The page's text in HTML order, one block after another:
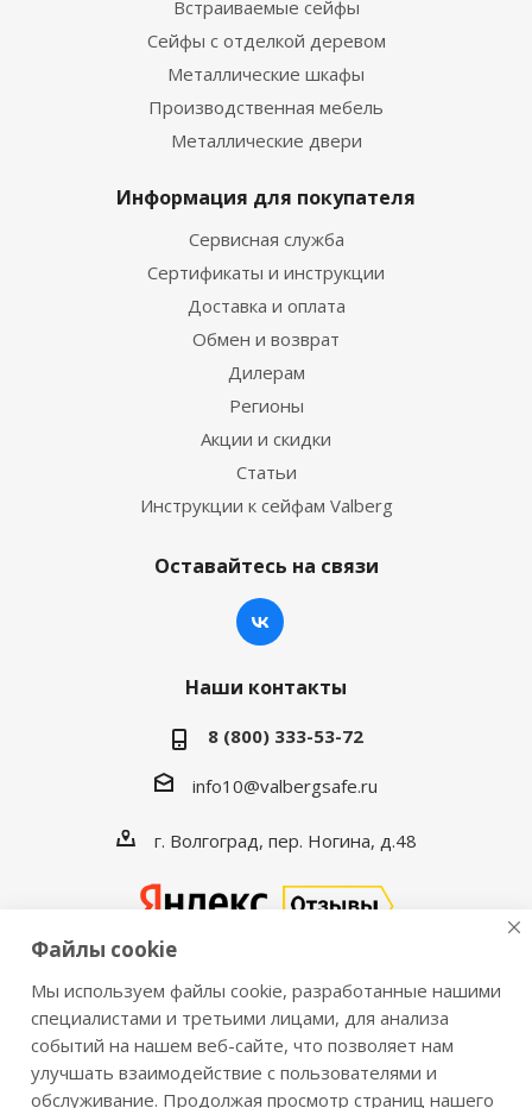
Встраиваемые сейфы
Сейфы с отделкой деревом
Металлические шкафы
Производственная мебель
Металлические двери
Информация для покупателя
Сервисная служба
Сертификаты и инструкции
Доставка и оплата
Обмен и возврат
Дилерам
Регионы
Акции и скидки
Статьи
Инструкции к сейфам Valberg
Оставайтесь на связи
Наши контакты
8 (800) 333-53-72
info10@valbergsafe.ru
г. Волгоград, пер. Ногина, д.48
2016-2026 © VALBERGSAFE.RU — Интернет-магазин
сейфов Valberg и металлической мебели Практик.
Продажа сейфов для дома и офиса, металлических
шкафов, стеллажей, металлических дверей.
Файлы cookie
Мы используем файлы cookie, разработанные нашими
специалистами и третьими лицами, для анализа
событий на нашем веб-сайте, что позволяет нам
улучшать взаимодействие с пользователями и
обслуживание. Продолжая просмотр страниц нашего